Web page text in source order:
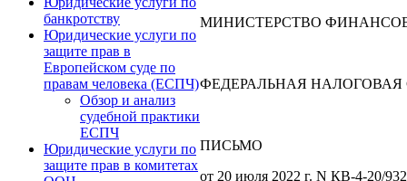
банкротству
Юридические услуги по
защите прав в
Европейском суде по
правам человека (ЕСПЧ)
Обзор и анализ
судебной практики
ЕСПЧ
Юридические услуги по
защите прав в комитетах
МИНИСТЕРСТВО
ФЕДЕРАЛЬНАЯ
ПИСЬМО
от 20 июля 2022 г. N КВ-4-20/